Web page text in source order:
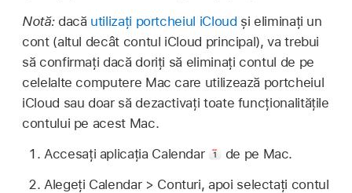
Notă: dacă utilizați portcheiul iCloud și eliminați un
cont (altul decât contul iCloud principal), va trebui
să confirmați dacă doriți să eliminați contul de pe
celelalte computere Mac care utilizează portcheiul
iCloud sau doar să dezactivați toate funcționalitățile
contului pe acest Mac.
Accesați aplicația Calendar
de pe Mac.
Alegeți Calendar > Conturi, apoi selectați contul